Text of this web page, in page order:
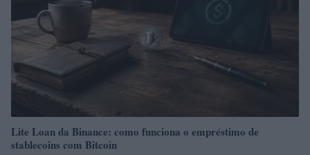
Lite Loan da Binance: como funciona o empréstimo de
stablecoins com Bitcoin